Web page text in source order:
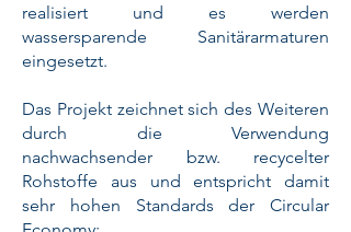
realisiert und es werden
wassersparende Sanitärarmaturen
eingesetzt.
Das Projekt zeichnet sich des Weiteren
durch die Verwendung
nachwachsender bzw. recycelter
Rohstoffe aus und entspricht damit
sehr hohen Standards der Circular